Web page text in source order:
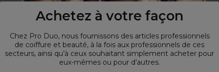
Achetez à votre façon
Chez Pro Duo, nous fournissons des articles professionnels
de coiffure et beauté, à la fois aux professionnels de ces
secteurs, ainsi qu’à ceux souhaitant simplement acheter pour
eux-mêmes ou pour d’autres.